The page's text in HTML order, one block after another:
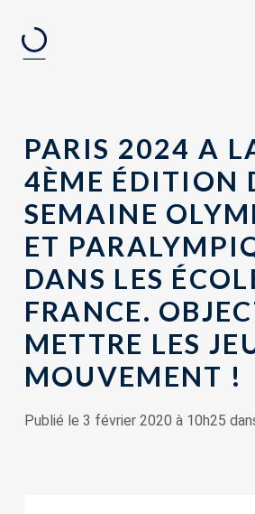
PARIS 2024 A
4ÈME ÉDITION
SEMAINE
ET
DANS LES
FRANCE.
METTRE LES
MOUVEMENT !
Publié le 3 février 2020 à 10h25